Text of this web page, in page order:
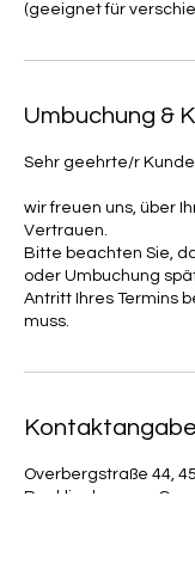
(geeignet für
Umbuchung &
Sehr geehrte/r
wir freuen uns, über
Vertrauen.
Bitte beachten Sie,
oder Umbuchung
Antritt Ihres Termins
muss.
Overbergstraße 44,
Recklinghausen,